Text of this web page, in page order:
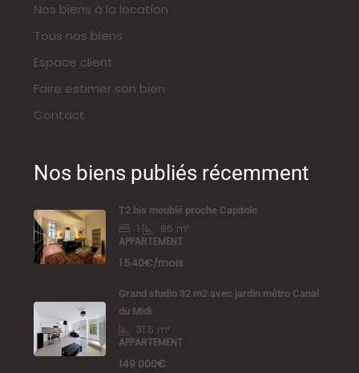
Nos biens à la location
Tous nos biens
Espace client
Faire estimer son bien
Contact
Nos biens publiés récemment
T2 bis meublé proche Capitole
1 86 m²
APPARTEMENT
1 540€/mois
Grand studio 32 m2 avec jardin métro Canal
du Midi
31.6 m²
APPARTEMENT
149 000€